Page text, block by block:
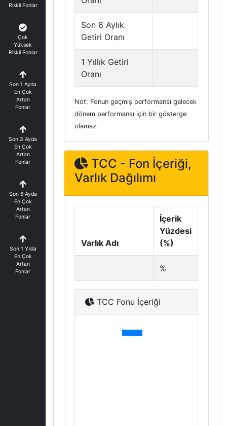
Riskli Fonlar
Çok
Yüksek
Riskli Fonlar
Son 1 Ayda
En Çok
Artan
Fonlar
Son 3 Ayda
En Çok
Artan
Fonlar
Son 6 Ayda
En Çok
Artan
Fonlar
Son 1 Yılda
En Çok
Artan
Fonlar
Son 6 Aylık
Getiri Oranı
1 Yıllık Getiri
Oranı
Not: Fonun geçmiş performansı gelecek
dönem performansı için bir gösterge
olamaz.
TCC - Fon İçeriği,
Varlık Dağılımı
Varlık Adı
İçerik
Yüzdesi
(%)
%
TCC Fonu İçeriği